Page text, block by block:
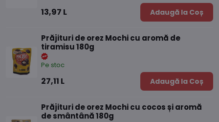
13,97 L Adaugă la Coș
Prăjituri de orez Mochi cu aromă de
tiramisu 180g
Pe stoc
27,11 L Adaugă la Coș
Prăjituri de orez Mochi cu cocos și aromă
de smântână 180g